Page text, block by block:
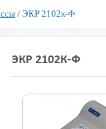
/ ЭКР 2102к-Ф
ЭКР 2102К-Ф